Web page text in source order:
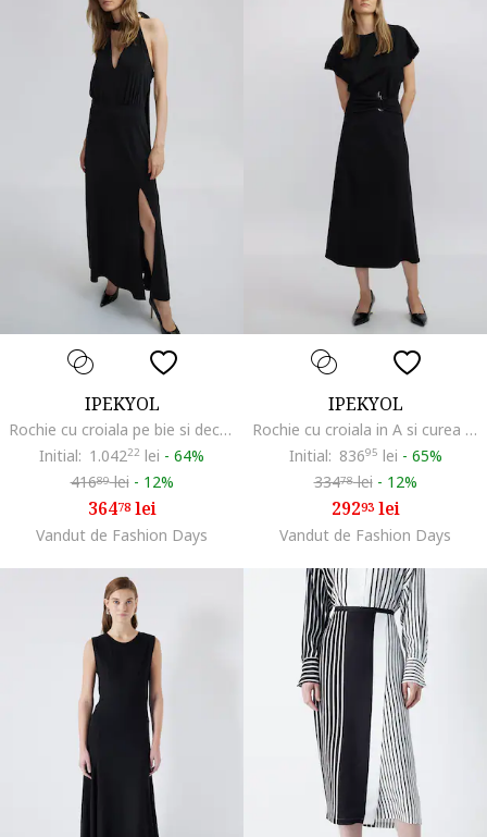
IPEKYOL
Rochie cu croiala pe bie si decupaje, Negru
Initial: 1.04222 lei - 64%
41689lei - 12%
36478lei
Vandut de Fashion Days
IPEKYOL
Rochie cu croiala in A si curea asortata in talie, Negru
Initial: 83695 lei - 65%
33478lei - 12%
29293lei
Vandut de Fashion Days